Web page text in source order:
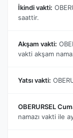
İkindi vakti:
saattir.
Akşam vakti:
vakti akşam
Yatsı vakti:
OBERURSEL
namazı vakti ile